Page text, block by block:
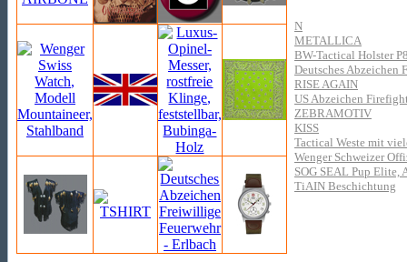
N
METALLICA
BW-Tactical Holster
Deutsches Abzeichen
RISE AGAIN
US Abzeichen
ZEBRAMOTIV
KISS
Tactical Weste mit
Wenger Schweizer
SOG SEAL Pup Elite,
TiAIN Beschichtung